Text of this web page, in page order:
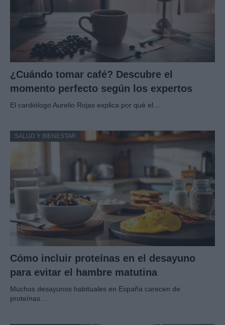
¿Cuándo tomar café? Descubre el
momento perfecto según los expertos
El cardiólogo Aurelio Rojas explica por qué el…
SALUD Y BIENESTAR
Cómo incluir proteínas en el desayuno
para evitar el hambre matutina
Muchos desayunos habituales en España carecen de
proteínas…